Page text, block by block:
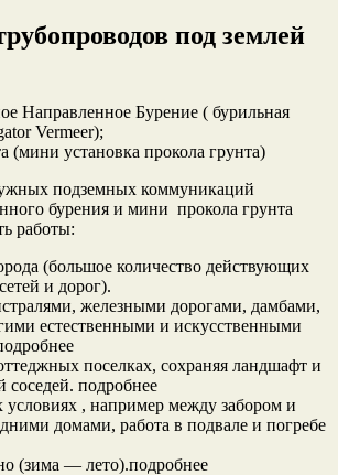
под землей
Направленное Бурение ( бурильная
Vermeer);
(мини установка прокола грунта)
подземных коммуникаций
бурения и мини прокола грунта
работы:
(большое количество действующих
и дорог).
железными дорогами, дамбами,
естественными и искусственными
поселках, сохраняя ландшафт и
соседей. подробнее
условиях , например между забором и
домами, работа в подвале и погребе
(зима — лето).подробнее